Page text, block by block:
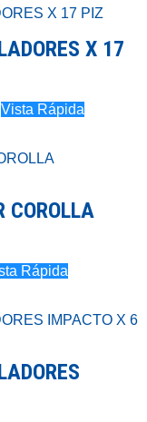
X 17
Vista Rápida
COROLLA
Rápida